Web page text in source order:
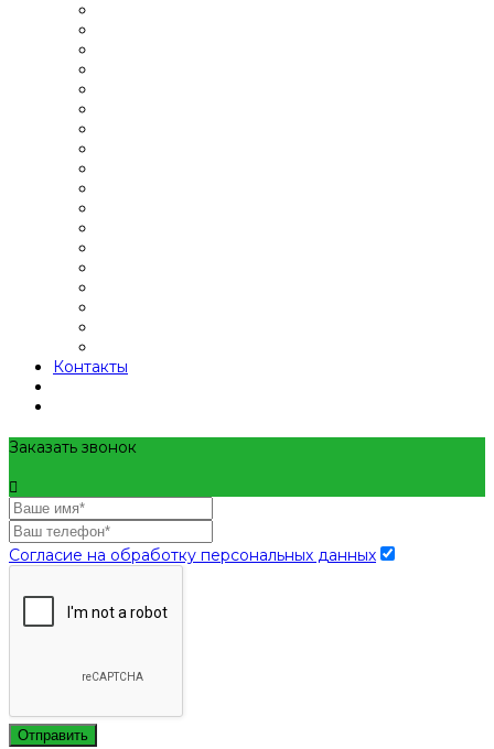
Контакты
Заказать звонок
Согласие на обработку персональных данных
Отправить